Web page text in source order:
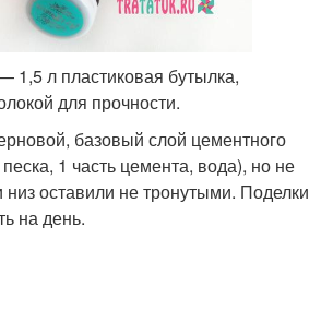
1,5 л пластиковая бутылка,
для прочности.
базовый слой цементного
1 часть цемента, вода), но не
низ оставили не тронутыми. Поделки
на день.